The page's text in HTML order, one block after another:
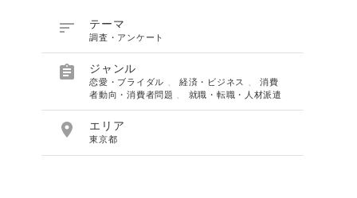
 テーマ
調査・アンケート
 ジャンル
恋愛・ブライダル 、経済・ビジネス 、消費
者動向・消費者問題
就職・転職・人材派遣
 エリア
東京都
Japanese